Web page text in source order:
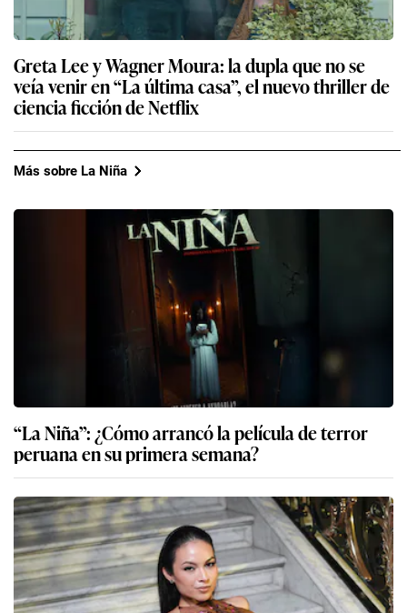
Greta Lee y Wagner Moura: la dupla que no se
veía venir en “La última casa”, el nuevo thriller de
ciencia ficción de Netflix
Más sobre La Niña
“La Niña”: ¿Cómo arrancó la película de terror
peruana en su primera semana?